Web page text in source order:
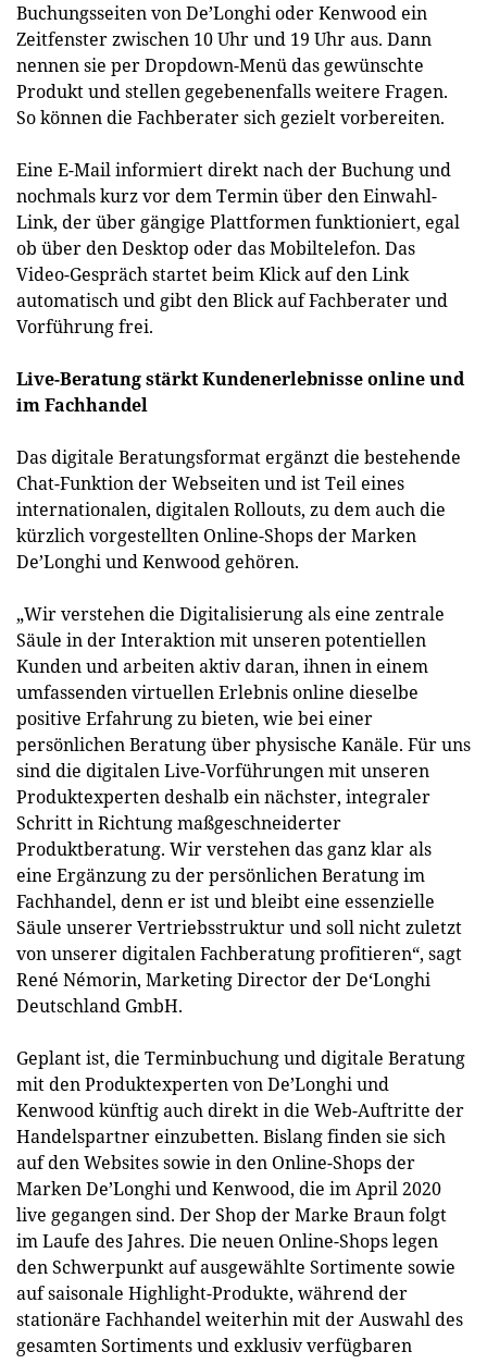
Buchungsseiten von De’Longhi oder Kenwood ein
Zeitfenster zwischen 10 Uhr und 19 Uhr aus. Dann
nennen sie per Dropdown-Menü das gewünschte
Produkt und stellen gegebenenfalls weitere Fragen.
So können die Fachberater sich gezielt vorbereiten.
Eine E-Mail informiert direkt nach der Buchung und
nochmals kurz vor dem Termin über den Einwahl-
Link, der über gängige Plattformen funktioniert, egal
ob über den Desktop oder das Mobiltelefon. Das
Video-Gespräch startet beim Klick auf den Link
automatisch und gibt den Blick auf Fachberater und
Vorführung frei.
Live-Beratung stärkt Kundenerlebnisse online und
im Fachhandel
Das digitale Beratungsformat ergänzt die bestehende
Chat-Funktion der Webseiten und ist Teil eines
internationalen, digitalen Rollouts, zu dem auch die
kürzlich vorgestellten Online-Shops der Marken
De’Longhi und Kenwood gehören.
„Wir verstehen die Digitalisierung als eine zentrale
Säule in der Interaktion mit unseren potentiellen
Kunden und arbeiten aktiv daran, ihnen in einem
umfassenden virtuellen Erlebnis online dieselbe
positive Erfahrung zu bieten, wie bei einer
persönlichen Beratung über physische Kanäle. Für uns
sind die digitalen Live-Vorführungen mit unseren
Produktexperten deshalb ein nächster, integraler
Schritt in Richtung maßgeschneiderter
Produktberatung. Wir verstehen das ganz klar als
eine Ergänzung zu der persönlichen Beratung im
Fachhandel, denn er ist und bleibt eine essenzielle
Säule unserer Vertriebsstruktur und soll nicht zuletzt
von unserer digitalen Fachberatung profitieren“, sagt
René Némorin, Marketing Director der De‘Longhi
Deutschland GmbH.
Geplant ist, die Terminbuchung und digitale Beratung
mit den Produktexperten von De’Longhi und
Kenwood künftig auch direkt in die Web-Auftritte der
Handelspartner einzubetten. Bislang finden sie sich
auf den Websites sowie in den Online-Shops der
Marken De’Longhi und Kenwood, die im April 2020
live gegangen sind. Der Shop der Marke Braun folgt
im Laufe des Jahres. Die neuen Online-Shops legen
den Schwerpunkt auf ausgewählte Sortimente sowie
auf saisonale Highlight-Produkte, während der
stationäre Fachhandel weiterhin mit der Auswahl des
gesamten Sortiments und exklusiv verfügbaren